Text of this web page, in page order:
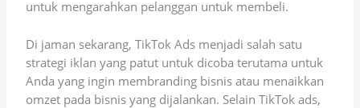
untuk mengarahkan pelanggan untuk membeli.
Di jaman sekarang, TikTok Ads menjadi salah satu
strategi iklan yang patut untuk dicoba terutama untuk
Anda yang ingin membranding bisnis atau menaikkan
omzet pada bisnis yang dijalankan. Selain TikTok ads,